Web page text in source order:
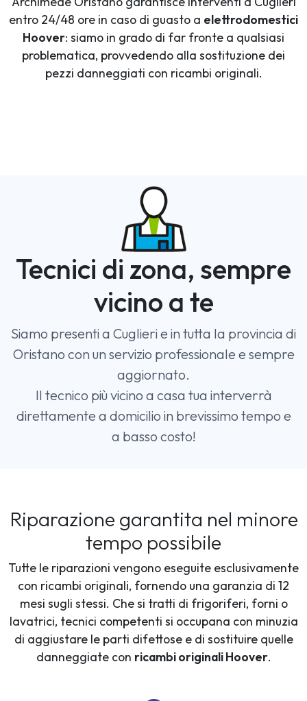
entro 24/48 ore in caso di guasto a elettrodomestici
Hoover: siamo in grado di far fronte a qualsiasi
problematica, provvedendo alla sostituzione dei
pezzi danneggiati con ricambi originali.
Tecnici di zona, sempre
vicino a te
Siamo presenti a Cuglieri e in tutta la provincia di
Oristano con un servizio professionale e sempre
aggiornato.
Il tecnico più vicino a casa tua interverrà
direttamente a domicilio in brevissimo tempo e
a basso costo!
Riparazione garantita nel minore
tempo possibile
Tutte le riparazioni vengono eseguite esclusivamente
con ricambi originali, fornendo una garanzia di 12
mesi sugli stessi. Che si tratti di frigoriferi, forni o
lavatrici, tecnici competenti si occupana con minuzia
di aggiustare le parti difettose e di sostituire quelle
danneggiate con ricambi originali Hoover.